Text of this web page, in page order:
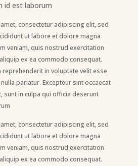
id est laborum
consectetur adipiscing elit, sed
ut labore et dolore magna
veniam, quis nostrud exercitation
ex ea commodo consequat.
in voluptate velit esse
pariatur. Excepteur sint occaecat
sunt in culpa qui officia deserunt
consectetur adipiscing elit, sed
ut labore et dolore magna
veniam, quis nostrud exercitation
ex ea commodo consequat.